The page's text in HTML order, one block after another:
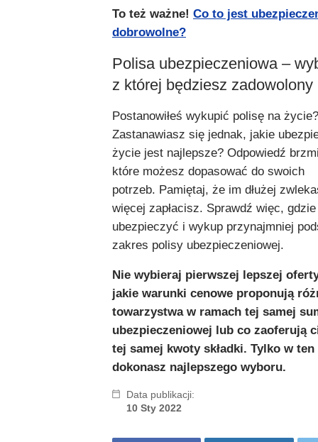
To też ważne! Co to jest
dobrowolne?
Polisa ubezpieczeniowa –
z której będziesz zadowolony
Postanowiłeś wykupić polisę na życie?
Zastanawiasz się jednak, jakie
życie jest najlepsze? Odpowiedź
które możesz dopasować do swoich
potrzeb. Pamiętaj, że im dłużej
więcej zapłacisz. Sprawdź więc,
ubezpieczyć i wykup przynajmniej
zakres polisy ubezpieczeniowej.
Nie wybieraj pierwszej lepszej
jakie warunki cenowe proponują
towarzystwa w ramach tej samej
ubezpieczeniowej lub co zaoferują
tej samej kwoty składki. Tylko w
dokonasz najlepszego wyboru.
Data publikacji:
10 Sty 2022